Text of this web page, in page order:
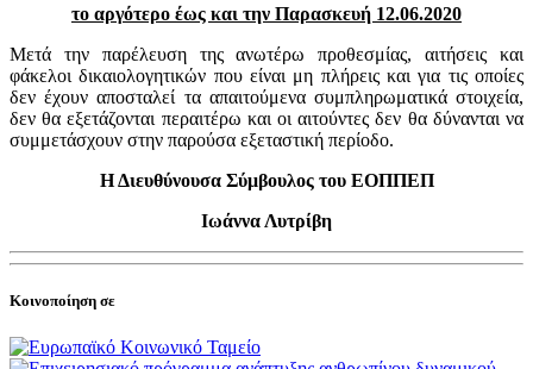
το αργότερο έως και την Παρασκευή 12.06.2020
Μετά την παρέλευση της ανωτέρω προθεσμίας, αιτήσεις και
φάκελοι δικαιολογητικών που είναι μη πλήρεις και για τις οποίες
δεν έχουν αποσταλεί τα απαιτούμενα συμπληρωματικά στοιχεία,
δεν θα εξετάζονται περαιτέρω και οι αιτούντες δεν θα δύνανται να
συμμετάσχουν στην παρούσα εξεταστική περίοδο.
Η Διευθύνουσα Σύμβουλος του ΕΟΠΠΕΠ
Ιωάννα Λυτρίβη
Κοινοποίηση σε